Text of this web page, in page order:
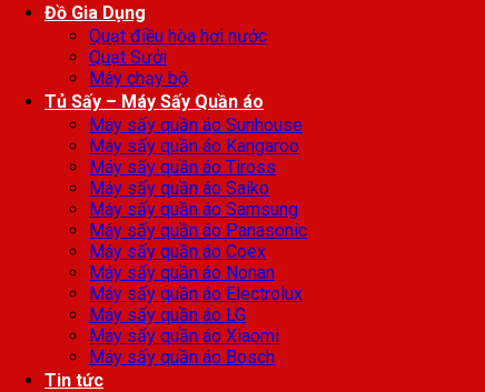
Đồ Gia Dụng
Quạt điều hòa hơi nước
Quạt Sưởi
Máy chạy bộ
Tủ Sấy – Máy Sấy Quần áo
Máy sấy quần áo Sunhouse
Máy sấy quần áo Kangaroo
Máy sấy quần áo Tiross
Máy sấy quần áo Saiko
Máy sấy quần áo Samsung
Máy sấy quần áo Panasonic
Máy sấy quần áo Coex
Máy sấy quần áo Nonan
Máy sấy quần áo Electrolux
Máy sấy quần áo LG
Máy sấy quần áo Xiaomi
Máy sấy quần áo Bosch
Tin tức